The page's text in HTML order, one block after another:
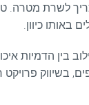
לשרת מטרה.
באותו כיוון.
בין הדמיות
בשיווק